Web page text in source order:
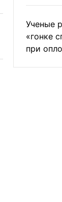
Ученые
«гонке
при